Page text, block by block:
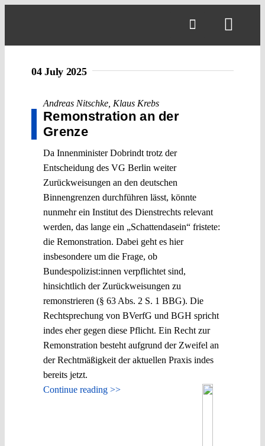
04 July 2025
Andreas Nitschke Klaus Krebs
Remonstration an der
Grenze
Da Innenminister Dobrindt trotz der
Entscheidung des VG Berlin weiter
Zurückweisungen an den deutschen
Binnengrenzen durchführen lässt, könnte
nunmehr ein Institut des Dienstrechts relevant
werden, das lange ein „Schattendasein“ fristete:
die Remonstration. Dabei geht es hier
insbesondere um die Frage, ob
Bundespolizist:innen verpflichtet sind,
hinsichtlich der Zurückweisungen zu
remonstrieren (§ 63 Abs. 2 S. 1 BBG). Die
Rechtsprechung von BVerfG und BGH spricht
indes eher gegen diese Pflicht. Ein Recht zur
Remonstration besteht aufgrund der Zweifel an
der Rechtmäßigkeit der aktuellen Praxis indes
bereits jetzt.
Continue reading >>